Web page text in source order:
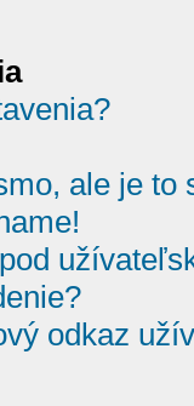
ale je to
odkaz